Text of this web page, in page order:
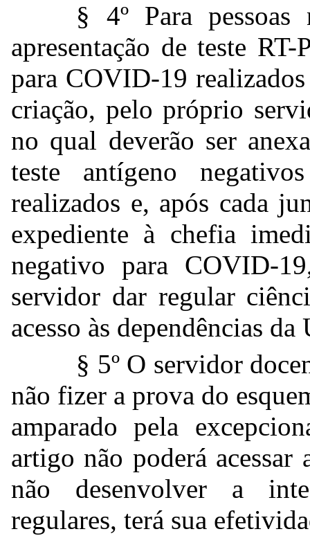
§ 4º Para
apresentação de teste
para COVID-19
criação, pelo próprio
no qual deverão ser
teste antígeno
realizados e, após cada
expediente à chefia
negativo para COVID-
servidor dar regular
acesso às dependências da
§ 5º O servidor
não fizer a prova do
amparado pela
artigo não poderá acessar
não desenvolver a
regulares, terá sua